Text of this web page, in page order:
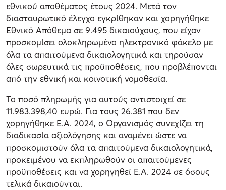
εθνικού αποθέματος έτους 2024. Μετά τον
διασταυρωτικό έλεγχο εγκρίθηκαν και χορηγήθηκε
Εθνικό Απόθεμα σε 9.495 δικαιούχους, που είχαν
προσκομίσει ολοκληρωμένο ηλεκτρονικό φάκελο με
όλα τα απαιτούμενα δικαιολογητικά και τηρούσαν
όλες σωρευτικά τις προϋποθέσεις, που προβλέπονται
από την εθνική και κοινοτική νομοθεσία.
Το ποσό πληρωμής για αυτούς αντιστοιχεί σε
11.983.398,40 ευρώ. Για τους 26.381 που δεν
χορηγήθηκε Ε.Α. 2024, ο Οργανισμός συνεχίζει τη
διαδικασία αξιολόγησης και αναμένει ώστε να
προσκομιστούν όλα τα απαιτούμενα δικαιολογητικά,
προκειμένου να εκπληρωθούν οι απαιτούμενες
προϋποθέσεις και να χορηγηθεί Ε.Α. 2024 σε όσους
τελικά δικαιούνται.